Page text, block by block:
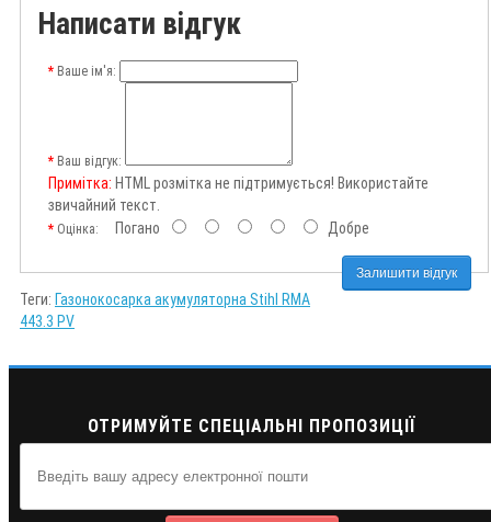
Написати відгук
Ваше ім'я:
Ваш відгук:
Примітка: HTML розмітка не підтримується! Використайте
звичайний текст.
Оцінка: Погано Добре
Залишити відгук
Теги: Газонокосарка акумуляторна Stihl RMA
443.3 PV
ОТРИМУЙТЕ СПЕЦІАЛЬНІ ПРОПОЗИЦІЇ